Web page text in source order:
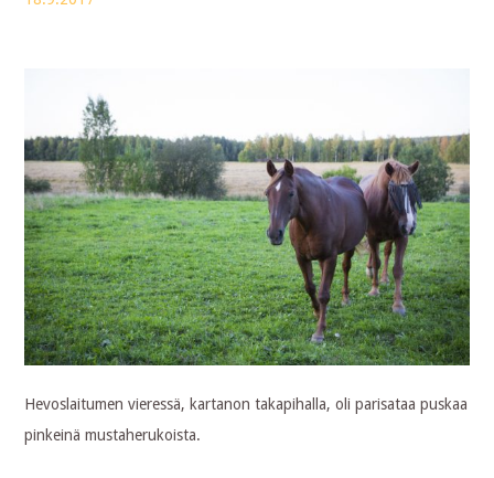
Hevoslaitumen vieressä, kartanon takapihalla, oli parisataa puskaa
pinkeinä mustaherukoista.